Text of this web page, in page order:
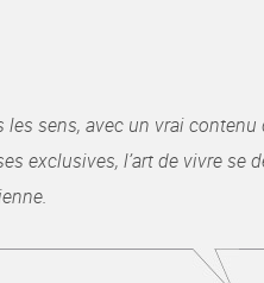
sens, avec un vrai contenu
exclusives, l’art de vivre se